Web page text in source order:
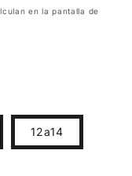
en la pantalla de
12a14